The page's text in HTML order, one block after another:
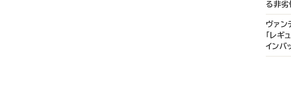
る非劣
ヴァ
「レ
インバ